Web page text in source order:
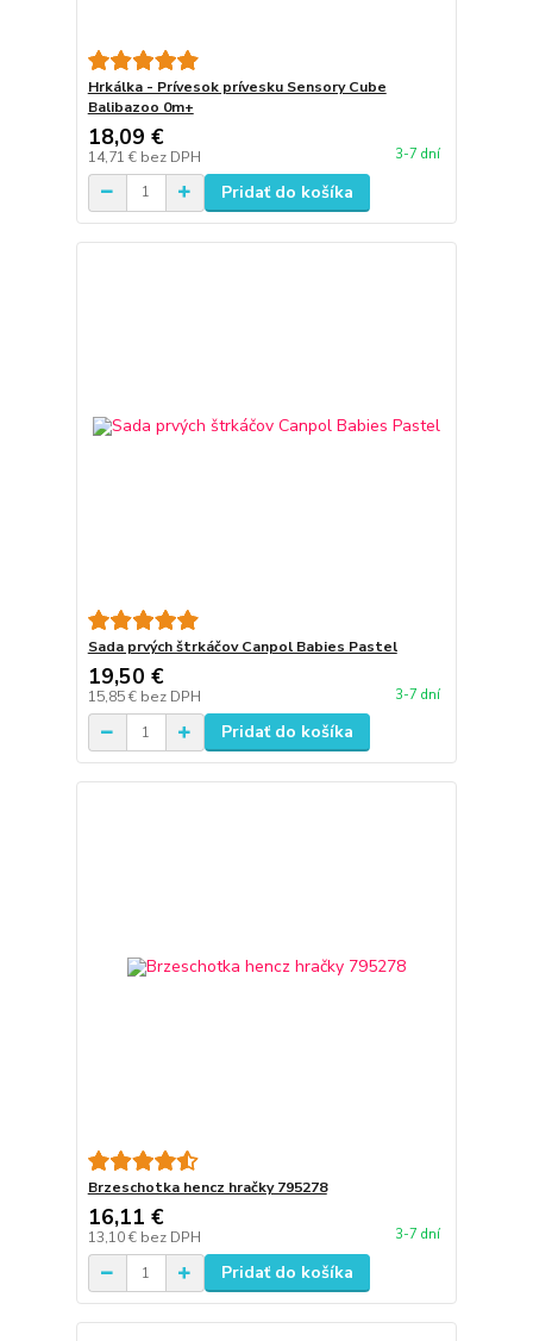
Hrkálka - Prívesok prívesku Sensory Cube
Balibazoo 0m+
18,09 €
14,71 € bez DPH 3-7 dní
Pridať do košíka
Sada prvých štrkáčov Canpol Babies Pastel
19,50 €
15,85 € bez DPH 3-7 dní
Pridať do košíka
Brzeschotka hencz hračky 795278
16,11 €
13,10 € bez DPH 3-7 dní
Pridať do košíka